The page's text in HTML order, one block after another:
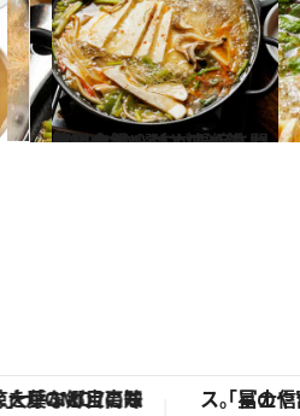
2023.4.11
韓国ラバーがすすめる 間違いのないひと皿【鍋篇】 おいしさが凝縮された必食鍋4選
グルメ
に登場！生姜、山椒、大葉など目にも舌にも涼を呼ぶ郷土の味